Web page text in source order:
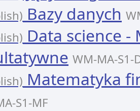
Bazy danych
Data science
WM-MA-S1-
Matematyka
S1-MF